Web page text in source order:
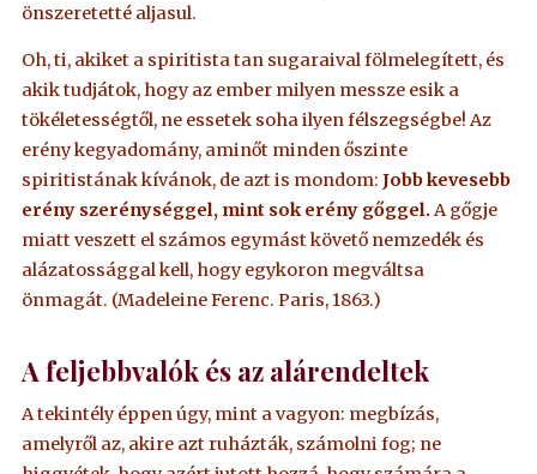
önszeretetté aljasul.
Oh, ti, akiket a spiritista tan sugaraival fölmelegített, és
akik tudjátok, hogy az ember milyen messze esik a
tökéletességtől, ne essetek soha ilyen félszegségbe! Az
erény kegyadomány, aminőt minden őszinte
spiritistának kívánok, de azt is mondom:Jobb kevesebb
erény szerénységgel, mint sok erény gőggel.A gőgje
miatt veszett el számos egymást követő nemzedék és
alázatossággal kell, hogy egykoron megváltsa
önmagát. (Madeleine Ferenc. Paris, 1863.)
A feljebbvalók és az alárendeltek
A tekintély éppen úgy, mint a vagyon: megbízás,
amelyről az, akire azt ruházták, számolni fog; ne